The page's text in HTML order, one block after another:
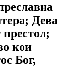
Дева
престол;
кои
Бог,